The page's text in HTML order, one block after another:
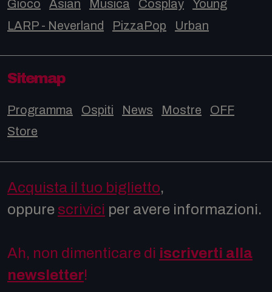
Gioco
Asian Musica Cosplay
Young
LARP - Neverland
PizzaPop Urban
Sitemap
Programma Ospiti News Mostre
OFF
Store
Acquista il tuo biglietto,
oppure scrivici per avere informazioni.
Ah, non dimenticare di iscriverti alla
newsletter!